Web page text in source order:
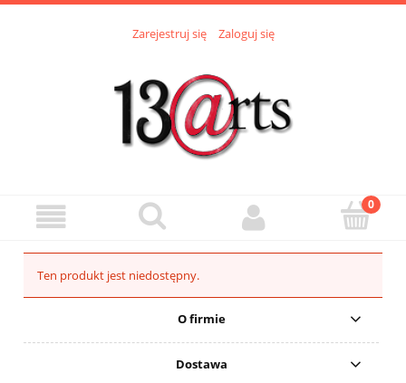
Zarejestruj się Zaloguj się
Ten produkt jest niedostępny.
O firmie
Dostawa